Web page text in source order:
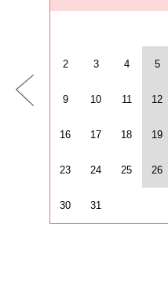
2 3 4 5
9 10 11 12
16 17 18 19
23 24 25 26
30 31